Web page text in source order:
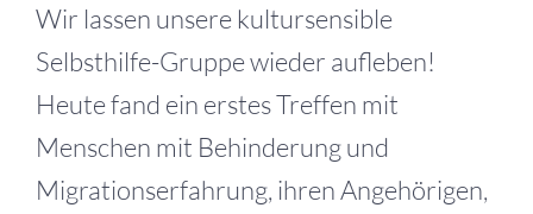
Wir lassen unsere kultursensible
Selbsthilfe-Gruppe wieder aufleben!
Heute fand ein erstes Treffen mit
Menschen mit Behinderung und
Migrationserfahrung, ihren Angehörigen,